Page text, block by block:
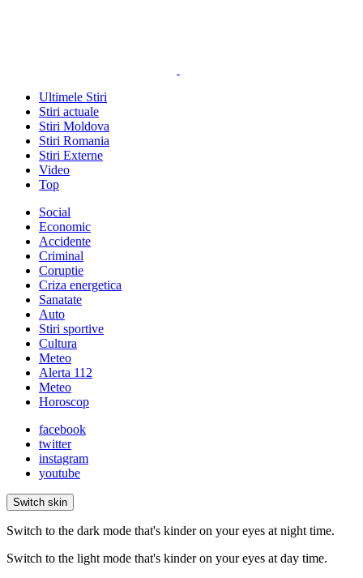
Ultimele Stiri
Stiri actuale
Stiri Moldova
Stiri Romania
Stiri Externe
Video
Top
Social
Economic
Accidente
Criminal
Coruptie
Criza energetica
Sanatate
Auto
Stiri sportive
Cultura
Meteo
Alerta 112
Meteo
Horoscop
facebook
twitter
instagram
youtube
Switch skin
Switch to the dark mode that's kinder on your eyes at night time.
Switch to the light mode that's kinder on your eyes at day time.